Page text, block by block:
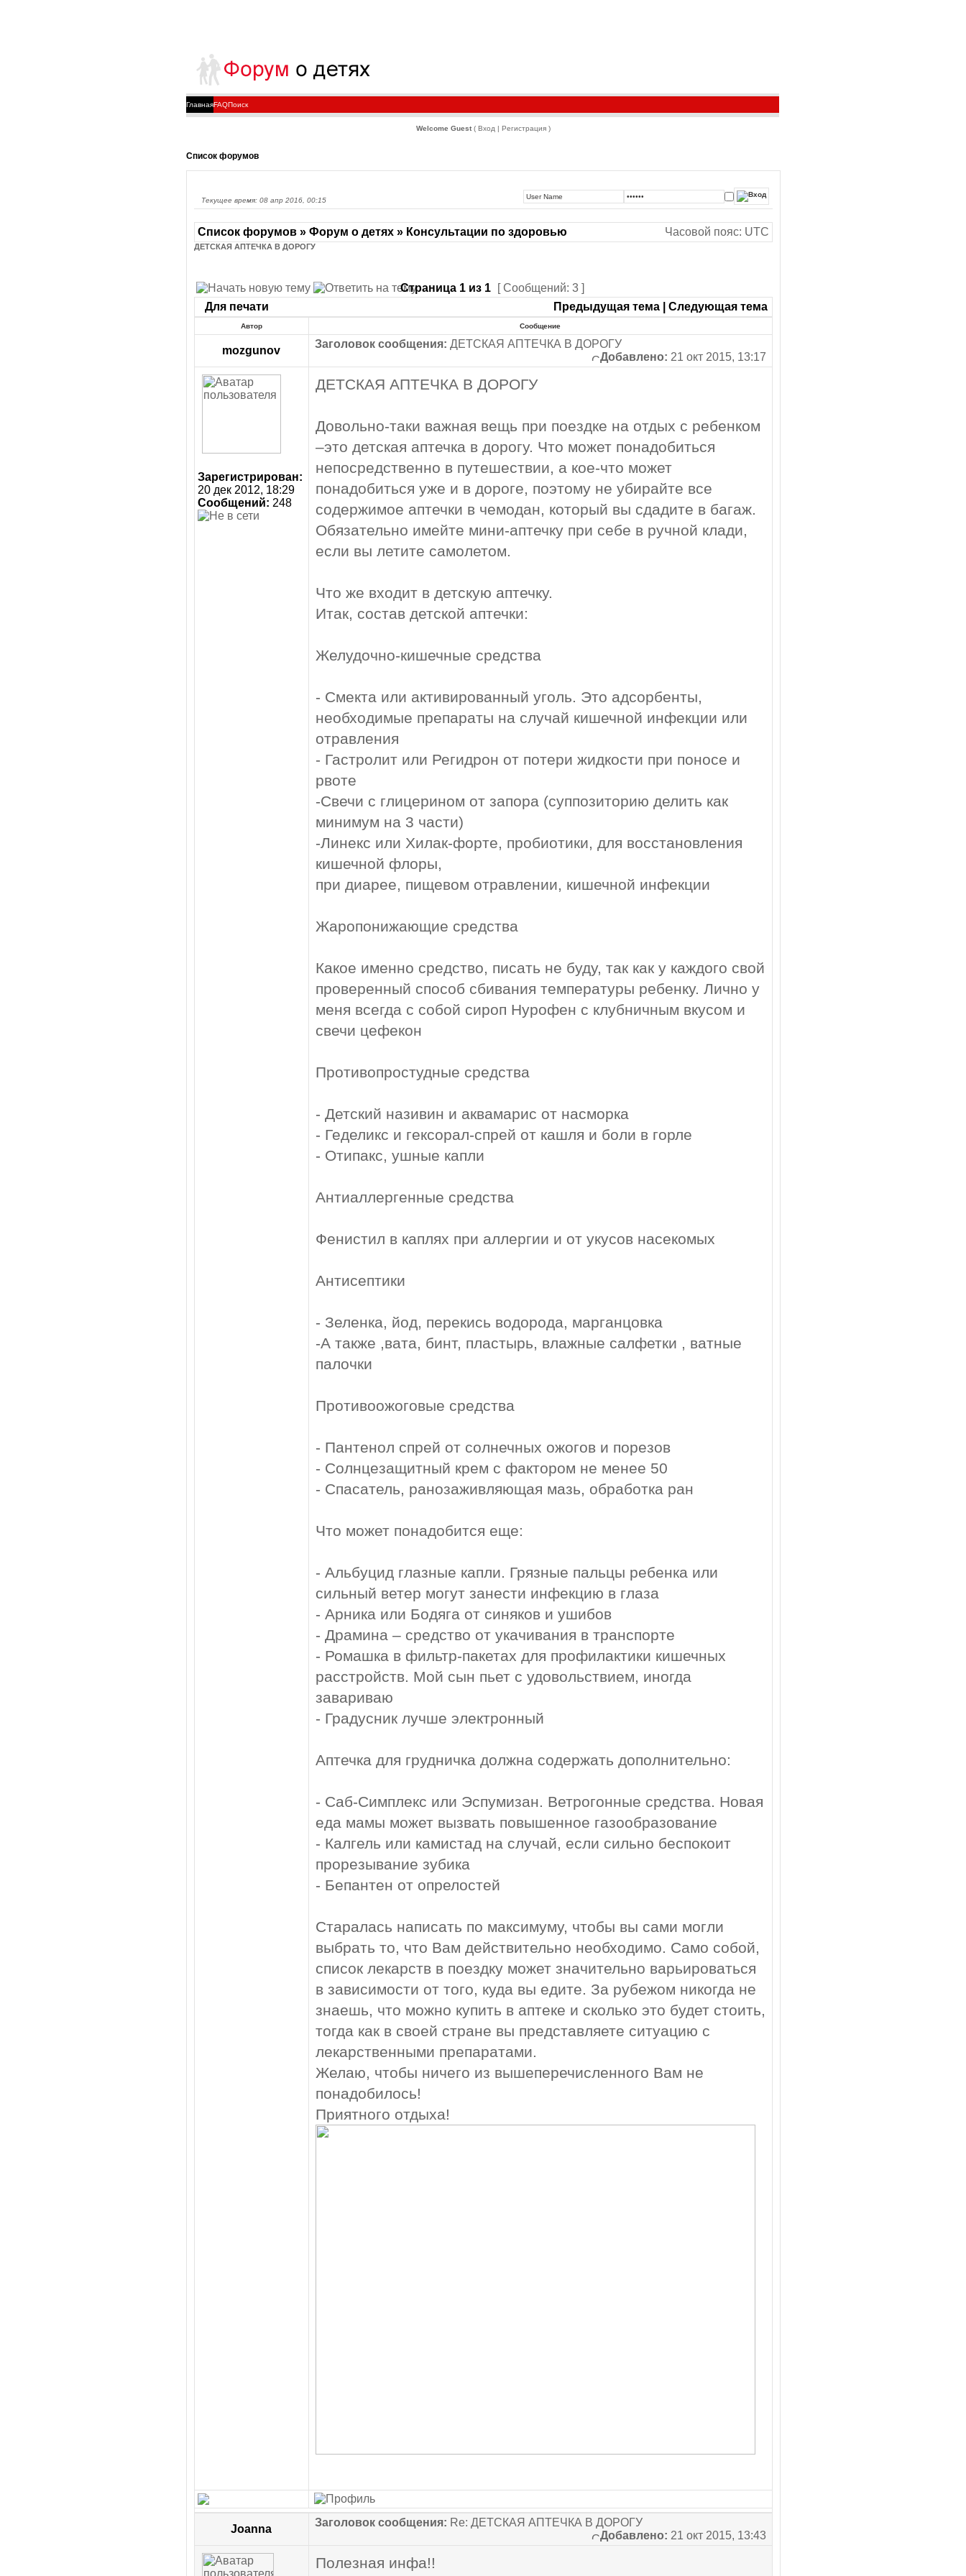
ГлавнаяFAQПоиск
Welcome Guest( Вход | Регистрация )
Список форумов
Текущее время: 08 апр 2016, 00:15
Список форумов » Форум о детях » Консультации по здоровью Часовой пояс: UTC
ДЕТСКАЯ АПТЕЧКА В ДОРОГУ
Страница 1из 1
[ Сообщений: 3 ]
Для печати
Предыдущая тема | Следующая тема
Автор Сообщение
mozgunov
Заголовок сообщения: ДЕТСКАЯ АПТЕЧКА В ДОРОГУ
Добавлено: 21 окт 2015, 13:17
Зарегистрирован:
20 дек 2012, 18:29
Сообщений: 248
ДЕТСКАЯ АПТЕЧКА В ДОРОГУ
Довольно-таки важная вещь при поездке на отдых с ребенком
–это детская аптечка в дорогу. Что может понадобиться
непосредственно в путешествии, а кое-что может
понадобиться уже и в дороге, поэтому не убирайте все
содержимое аптечки в чемодан, который вы сдадите в багаж.
Обязательно имейте мини-аптечку при себе в ручной клади,
если вы летите самолетом.
Что же входит в детскую аптечку.
Итак, состав детской аптечки:
Желудочно-кишечные средства
- Смекта или активированный уголь. Это адсорбенты,
необходимые препараты на случай кишечной инфекции или
отравления
- Гастролит или Регидрон от потери жидкости при поносе и
рвоте
-Свечи с глицерином от запора (суппозиторию делить как
минимум на 3 части)
-Линекс или Хилак-форте, пробиотики, для восстановления
кишечной флоры,
при диарее, пищевом отравлении, кишечной инфекции
Жаропонижающие средства
Какое именно средство, писать не буду, так как у каждого свой
проверенный способ сбивания температуры ребенку. Лично у
меня всегда с собой сироп Нурофен с клубничным вкусом и
свечи цефекон
Противопростудные средства
- Детский називин и аквамарис от насморка
- Геделикс и гексорал-спрей от кашля и боли в горле
- Отипакс, ушные капли
Антиаллергенные средства
Фенистил в каплях при аллергии и от укусов насекомых
Антисептики
- Зеленка, йод, перекись водорода, марганцовка
-А также ,вата, бинт, пластырь, влажные салфетки , ватные
палочки
Противоожоговые средства
- Пантенол спрей от солнечных ожогов и порезов
- Солнцезащитный крем с фактором не менее 50
- Спасатель, ранозаживляющая мазь, обработка ран
Что может понадобится еще:
- Альбуцид глазные капли. Грязные пальцы ребенка или
сильный ветер могут занести инфекцию в глаза
- Арника или Бодяга от синяков и ушибов
- Драмина – средство от укачивания в транспорте
- Ромашка в фильтр-пакетах для профилактики кишечных
расстройств. Мой сын пьет с удовольствием, иногда
завариваю
- Градусник лучше электронный
Аптечка для грудничка должна содержать дополнительно:
- Саб-Симплекс или Эспумизан. Ветрогонные средства. Новая
еда мамы может вызвать повышенное газообразование
- Калгель или камистад на случай, если сильно беспокоит
прорезывание зубика
- Бепантен от опрелостей
Старалась написать по максимуму, чтобы вы сами могли
выбрать то, что Вам действительно необходимо. Само собой,
список лекарств в поездку может значительно варьироваться
в зависимости от того, куда вы едите. За рубежом никогда не
знаешь, что можно купить в аптеке и сколько это будет стоить,
тогда как в своей стране вы представляете ситуацию с
лекарственными препаратами.
Желаю, чтобы ничего из вышеперечисленного Вам не
понадобилось!
Приятного отдыха!
Joanna
Заголовок сообщения: Re: ДЕТСКАЯ АПТЕЧКА В ДОРОГУ
Добавлено: 21 окт 2015, 13:43
Полезная инфа!!